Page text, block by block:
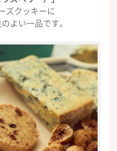
ズクッキーに
よい一品です。